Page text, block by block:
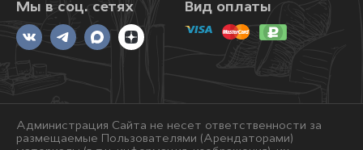
Мы в соц. сетях Вид оплаты
Администрация Сайта не несет ответственности за
размещаемые Пользователями (Арендаторами)